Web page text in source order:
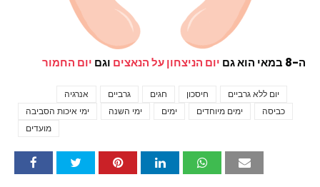
ה-8 במאי הוא גם יום הניצחון על הנאצים וגם יום החמור
אנרגיה גרביים חגים חיסכון
יום ללא גרביים
ימי איכות הסביבה
ימי השנה ימים ימים מיוחדים
כביסה
מועדים